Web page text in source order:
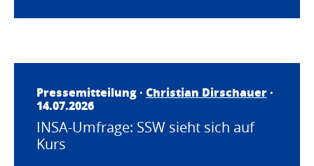
Pressemitteilung · Christian Dirschauer·
14.07.2026
INSA-Umfrage: SSW sieht sich auf
Kurs